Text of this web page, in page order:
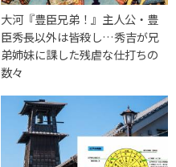
大河『豊臣兄弟！』主人公・豊
臣秀長以外は皆殺し…秀吉が兄
弟姉妹に課した残虐な仕打ちの
数々